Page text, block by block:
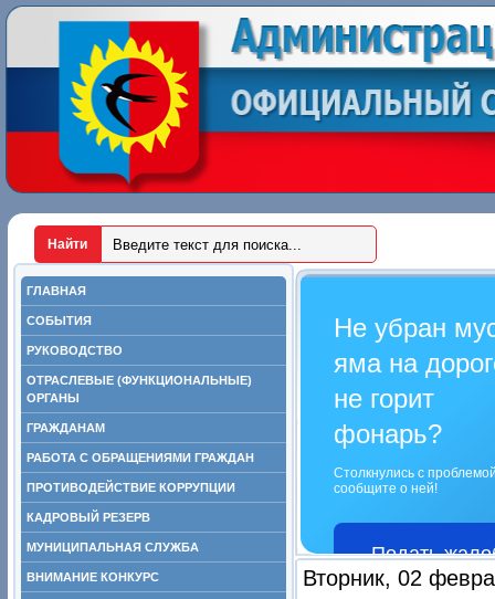
ГЛАВНАЯ
СОБЫТИЯ
РУКОВОДСТВО
ОТРАСЛЕВЫЕ (ФУНКЦИОНАЛЬНЫЕ)
ОРГАНЫ
ГРАЖДАНАМ
РАБОТА С ОБРАЩЕНИЯМИ ГРАЖДАН
ПРОТИВОДЕЙСТВИЕ КОРРУПЦИИ
КАДРОВЫЙ РЕЗЕРВ
МУНИЦИПАЛЬНАЯ СЛУЖБА
ВНИМАНИЕ КОНКУРС
Не убран
яма на
не горит
фонарь?
Столкнулись с
сообщите о ней!
Подать
Вторник, 02